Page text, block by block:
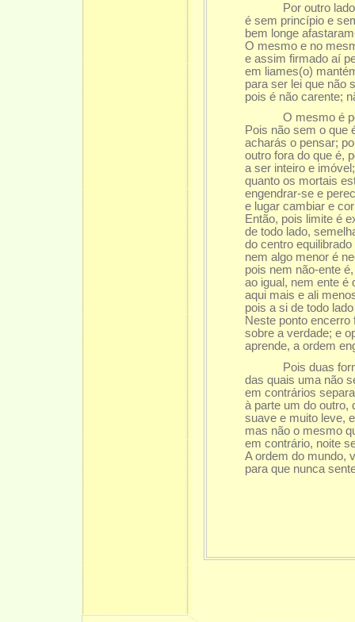
Por outro lado,
é sem princípio e
bem longe
O mesmo e no
e assim firmado aí
em liames(o)
para ser lei que não
pois é não carente;
O mesmo é
Pois não sem o que
acharás o pensar;
outro fora do que é,
a ser inteiro e
quanto os mortais
engendrar-se e
e lugar cambiar e
Então, pois limite é
de todo lado,
do centro
nem algo menor é
pois nem não-ente
ao igual, nem ente é
aqui mais e ali
pois a si de todo
Neste ponto encerro
sobre a verdade; e
aprende, a ordem
Pois duas
das quais uma não
em contrários
à parte um do outro,
suave e muito leve,
mas não o mesmo
em contrário, noite
A ordem do mundo,
para que nunca